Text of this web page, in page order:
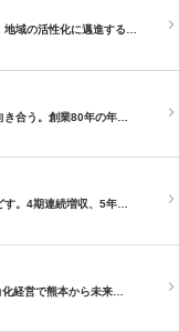
域の活性化に邁進する…
き合う。創業80年の年…
す。4期連続増収、5年…
経営で熊本から未来…